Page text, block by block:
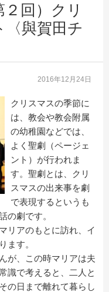
回）クリ
與賀田チ
2016年12月24日
クリスマスの季節に
は、教会や教会附属
の幼稚園などでは、
よく聖劇（ページェ
ント）が行われま
す。聖劇とは、クリ
スマスの出来事を劇
で表現するというも
の劇です。
リアのもとに訪れ、イ
ます。
が、この時マリアは夫
識で考えると、二人と
の日まで離れて暮らし